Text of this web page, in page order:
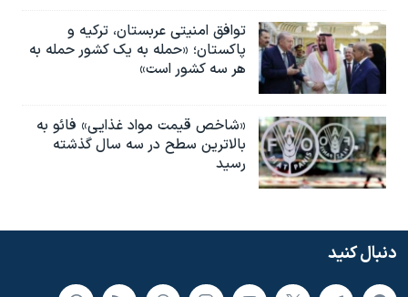
توافق امنیتی عربستان، ترکیه و
پاکستان؛ «حمله به یک کشور حمله به
هر سه کشور است»
«شاخص قیمت مواد غذایی» فائو به
بالاترین سطح در سه سال گذشته
رسید
دنبال کنید